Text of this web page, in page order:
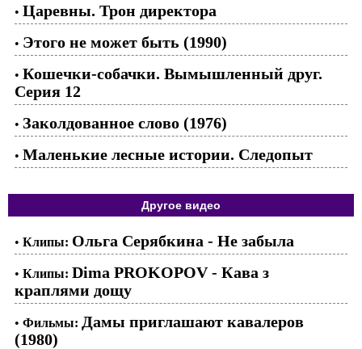
• Царевны. Трон директора
• Этого не может быть (1990)
• Кошечки-собачки. Вымышленный друг.
Серия 12
• Заколдованное слово (1976)
• Маленькие лесные истории. Следопыт
Другое видео
• Клипы: Ольга Серябкина - Не забыла
• Клипы: Dima PROKOPOV - Кава з
краплями дощу
• Фильмы: Дамы приглашают кавалеров
(1980)